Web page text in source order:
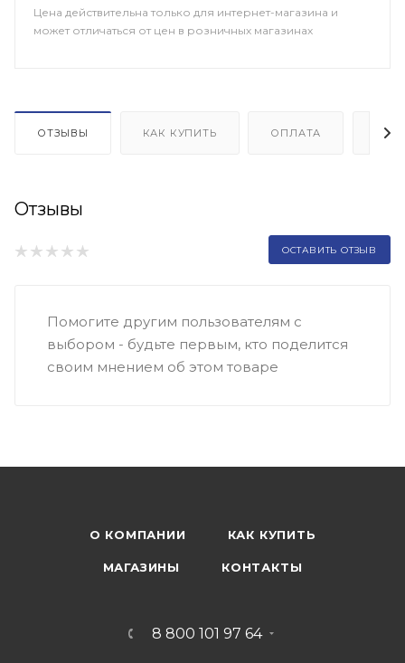
Цена действительна только для интернет-магазина и
может отличаться от цен в розничных магазинах
ОТЗЫВЫ КАК КУПИТЬ ОПЛАТА
Отзывы
ОСТАВИТЬ ОТЗЫВ
Помогите другим пользователям с
выбором - будьте первым, кто поделится
своим мнением об этом товаре
О КОМПАНИИ КАК КУПИТЬ
МАГАЗИНЫ КОНТАКТЫ
8 800 101 97 64